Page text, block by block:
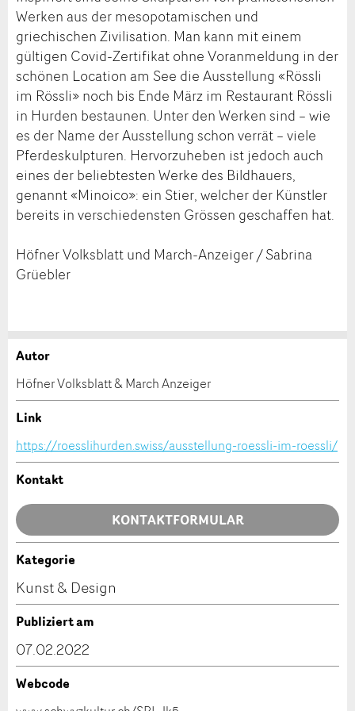
Werken aus der mesopotamischen und
griechischen Zivilisation. Man kann mit einem
gültigen Covid-Zertifikat ohne Voranmeldung in der
schönen Location am See die Ausstellung «Rössli
im Rössli» noch bis Ende März im Restaurant Rössli
in Hurden bestaunen. Unter den Werken sind – wie
es der Name der Ausstellung schon verrät – viele
Pferdeskulpturen. Hervorzuheben ist jedoch auch
eines der beliebtesten Werke des Bildhauers,
genannt «Minoico»: ein Stier, welcher der Künstler
bereits in verschiedensten Grössen geschaffen hat.
Höfner Volksblatt und March-Anzeiger / Sabrina
Grüebler
Anzeige beanstanden
Ihr Feedback wird sehr geschätzt!
Allgemeines Feedback
Anzeige nicht mehr gültig
Nachricht
Anzeige weiterempfehlen
Empfehlen Sie diese Anzeige an Freunde weiter.
* Eingabe erforderlich
Schliessen
Autor
Höfner Volksblatt & March Anzeiger
Link
https://roesslihurden.swiss/ausstellung-roessli-im-roessli/
Kontakt
KONTAKTFORMULAR
Kontakt
Verfassen Sie eine Nachricht für die Kontaktpersonen
Kategorie
Kunst & Design
Publiziert am
07.02.2022
Webcode